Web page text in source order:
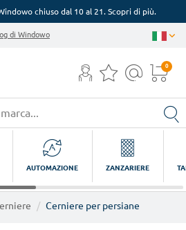
chiuso dal 10 al 21. Scopri di più.
di Windowo
0
AUTOMAZIONE ZANZARIERE
Cerniere per persiane